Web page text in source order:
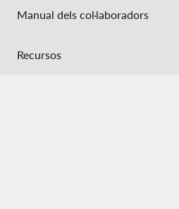
Manual dels col·laboradors
Recursos